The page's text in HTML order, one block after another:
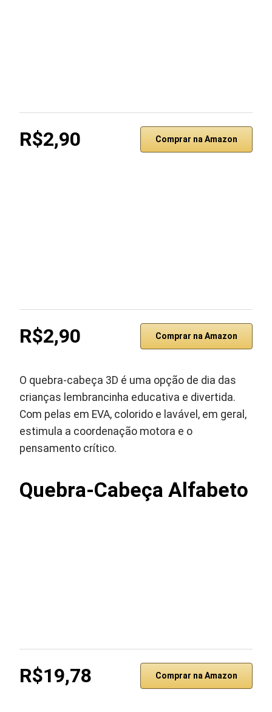
R$2,90 Comprar na Amazon
R$2,90 Comprar na Amazon
O quebra-cabeça 3D é uma opção de dia das
crianças lembrancinha educativa e divertida.
Com pelas em EVA, colorido e lavável, em geral,
estimula a coordenação motora e o
pensamento crítico.
Quebra-Cabeça Alfabeto
R$19,78 Comprar na Amazon